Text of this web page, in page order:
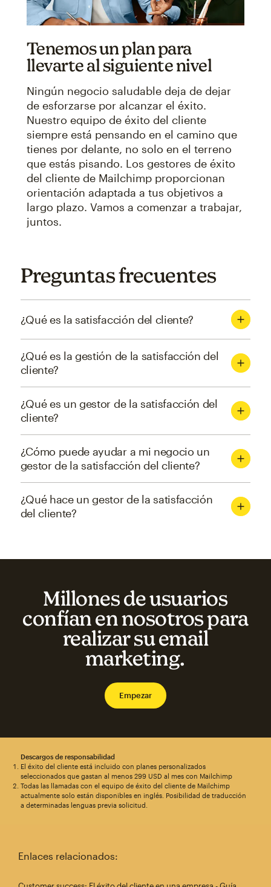
Tenemos un plan para
llevarte al siguiente nivel
Ningún negocio saludable deja de dejar
de esforzarse por alcanzar el éxito.
Nuestro equipo de éxito del cliente
siempre está pensando en el camino que
tienes por delante, no solo en el terreno
que estás pisando. Los gestores de éxito
del cliente de Mailchimp proporcionan
orientación adaptada a tus objetivos a
largo plazo. Vamos a comenzar a trabajar,
juntos.
Preguntas frecuentes
¿Qué es la satisfacción del cliente?
¿Qué es la gestión de la satisfacción del
cliente?
¿Qué es un gestor de la satisfacción del
cliente?
¿Cómo puede ayudar a mi negocio un
gestor de la satisfacción del cliente?
¿Qué hace un gestor de la satisfacción
del cliente?
Millones de usuarios
confían en nosotros para
realizar su email
marketing.
Empezar
Descargos de responsabilidad
El éxito del cliente está incluido con planes personalizados
seleccionados que gastan al menos 299 USD al mes con Mailchimp
Todas las llamadas con el equipo de éxito del cliente de Mailchimp
actualmente solo están disponibles en inglés. Posibilidad de traducción
a determinadas lenguas previa solicitud.
Enlaces relacionados: